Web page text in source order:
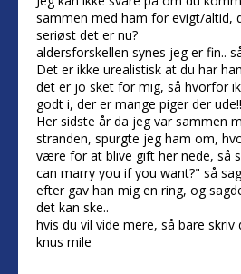
sammen med ham for evigt/altid,
seriøst det er nu?
aldersforskellen synes jeg er fin..
Det er ikke urealistisk at du har
det er jo sket for mig, så hvorfor
godt i, der er mange piger der ude!!
Her sidste år da jeg var sammen
stranden, spurgte jeg ham om,
være for at blive gift her nede, så
can marry you if you want?" så
efter gav han mig en ring, og
det kan ske..
hvis du vil vide mere, så bare skriv
knus mile